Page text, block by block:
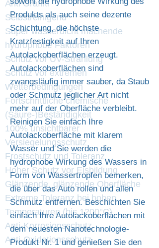
Anti Graffiti
Selbstreinigend
Super wasserdicht machende
hydrophobe Faktoren
Schutz vor UV-Strahlung
Schutz vor extremen
Wetterbedingungen
Fortschrittliche chemische
(Säure-)Beständigkeit
100% unsichtbarer
Versiegelungsschutz
Frostschutz und Toleranz
Hoher Schutz vor Eisbildung
Glänzende, glänzende Oberfläche
Extreme Toleranz bei hohen
Temperaturen (bis 1200°C)
Anti-Korrosionsschutz
Anti-Oxidationsschutz
Produkts als auch seine dezente
Schichtung, die höchste
Kratzfestigkeit auf Ihren
Autolackoberflächen erzeugt.
Autolackoberflächen sind
zwangsläufig immer sauber, da Staub
oder Schmutz jeglicher Art nicht
mehr auf der Oberfläche verbleibt.
Reinigen Sie einfach Ihre
Autolackoberfläche mit klarem
Wasser und Sie werden die
hydrophobe Wirkung des Wassers in
Form von Wassertropfen bemerken,
die über das Auto rollen und allen
Schmutz entfernen. Beschichten Sie
einfach Ihre Autolackoberflächen mit
dem neuesten Nanotechnologie-
Produkt Nr. 1 und genießen Sie den